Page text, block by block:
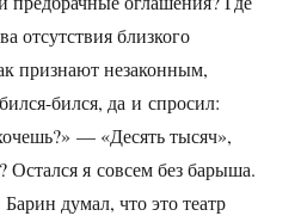
отсутствия близкого
признают незаконным,
бился, да и спросил:
— «Десять тысяч»,
Остался я совсем без барыша.
думал, что это театр